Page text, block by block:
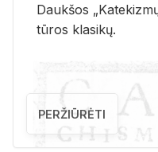
Dauk­šos
tū­ros kla­si­kų.
PERŽIŪRĖTI